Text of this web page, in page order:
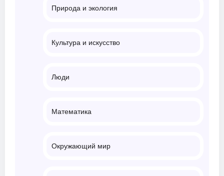
Природа и экология
Культура и искусство
Люди
Математика
Окружающий мир